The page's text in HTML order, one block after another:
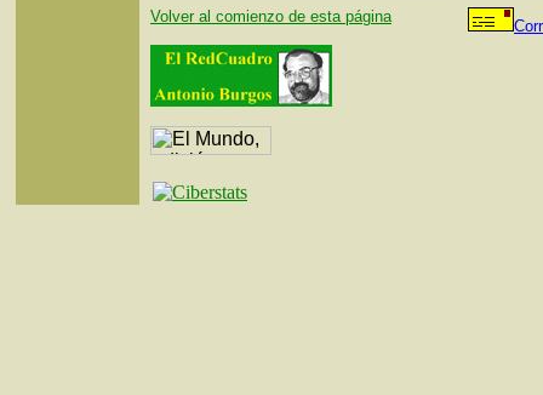
Volver al comienzo de esta página